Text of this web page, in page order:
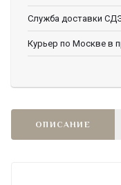
Служба доставки
Курьер по Москве в
ОПИСАНИЕ